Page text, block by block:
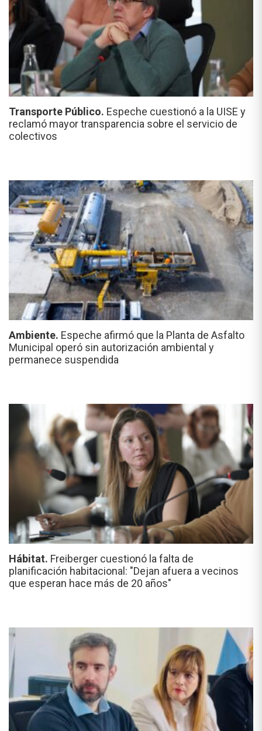
Transporte Público. Espeche cuestionó a la UISE y
reclamó mayor transparencia sobre el servicio de
colectivos
Ambiente. Espeche afirmó que la Planta de Asfalto
Municipal operó sin autorización ambiental y
permanece suspendida
Hábitat. Freiberger cuestionó la falta de
planificación habitacional: "Dejan afuera a vecinos
que esperan hace más de 20 años"